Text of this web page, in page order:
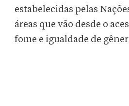
estabelecidas pelas
áreas que vão desde o
fome e igualdade de